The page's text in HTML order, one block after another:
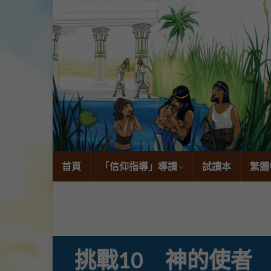
首頁 「信仰指導」導讀 試讀本 繁
挑戰10 神的使者